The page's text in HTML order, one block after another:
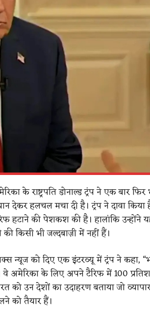
के राष्ट्रपति डोनाल्ड ट्रंप ने एक बार
देकर हलचल मचा दी है। ट्रंप ने दावा
हटाने की पेशकश की है। हालांकि
की किसी भी जल्दबाज़ी में नहीं हैं।
न्यूज को दिए एक इंटरव्यू में ट्रंप ने कहा,
वे अमेरिका के लिए अपने टैरिफ में 100
को उन देशों का उदाहरण बताया जो
को तैयार हैं।